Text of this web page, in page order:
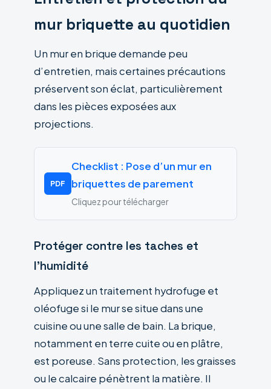
mur briquette au quotidien
Un mur en brique demande peu
d’entretien, mais certaines précautions
préservent son éclat, particulièrement
dans les pièces exposées aux
projections.
PDF
Checklist : Pose d’un mur en
briquettes de parement
Cliquez pour télécharger
Protéger contre les taches et
l’humidité
Appliquez un traitement hydrofuge et
oléofuge si le mur se situe dans une
cuisine ou une salle de bain. La brique,
notamment en terre cuite ou en plâtre,
est poreuse. Sans protection, les graisses
ou le calcaire pénètrent la matière. Il